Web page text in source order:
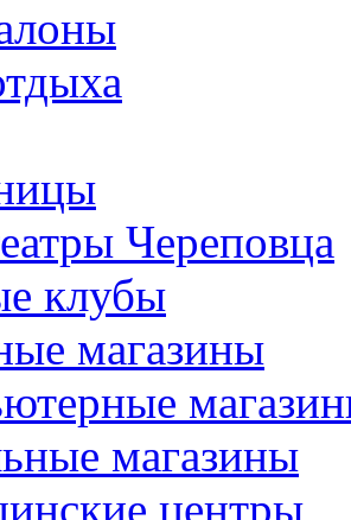
Череповца
клубы
магазины
магазины
центры